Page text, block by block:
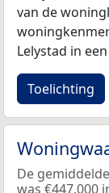
van de
Lelystad in een
Toelichting
De gemiddelde
was €447.000